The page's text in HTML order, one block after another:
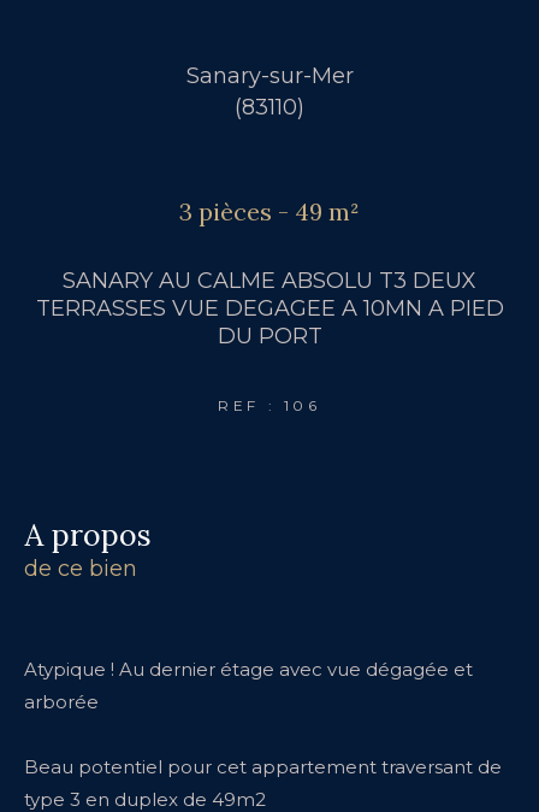
Sanary-sur-Mer
(83110)
3 pièces - 49 m²
SANARY AU CALME ABSOLU T3 DEUX
TERRASSES VUE DEGAGEE A 10MN A PIED
DU PORT
REF : 106
a propos
de ce bien
Atypique ! Au dernier étage avec vue dégagée et
arborée
Beau potentiel pour cet appartement traversant de
type 3 en duplex de 49m2